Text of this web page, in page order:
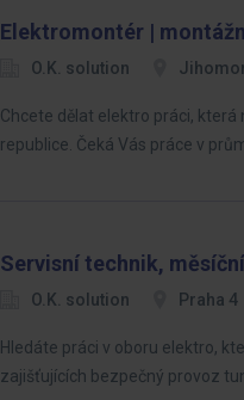
Elektromontér |
O.K. solution
Chcete dělat elektro práci,
republice. Čeká Vás práce v
Servisní technik,
O.K. solution Praha 4
Hledáte práci v oboru elektro,
zajišťujících bezpečný provoz